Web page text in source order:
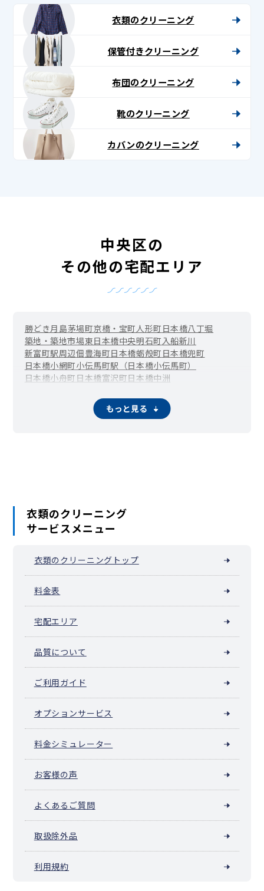
衣類のクリーニング
保管付きクリーニング
布団のクリーニング
靴のクリーニング
カバンのクリーニング
中央区の
その他の宅配エリア
勝どき月島茅場町京橋・宝町人形町 日本橋八丁堀
築地・築地市場東日本橋中央明石町入船新川
新富町駅周辺佃豊海町日本橋蛎殻町 日本橋兜町
日本橋小網町小伝馬町駅（日本橋小伝馬町）
日本橋小舟町 日本橋富沢町日本橋中洲
馬喰町駅（日本橋馬喰町） 日本橋久松町
日本橋本町
もっと見る
衣類のクリーニング
サービスメニュー
衣類のクリーニングトップ
料金表
宅配エリア
品質について
ご利用ガイド
オプションサービス
料金シミュレーター
お客様の声
よくあるご質問
取扱除外品
利用規約